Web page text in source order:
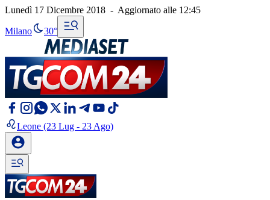
Lunedì 17 Dicembre 2018 - Aggiornato alle 12:45
Milano 30°
Leone (23 Lug - 23 Ago)